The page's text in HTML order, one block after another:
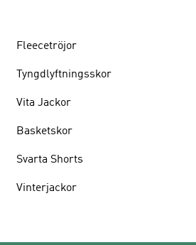
Fleecetröjor
Tyngdlyftningsskor
Vita Jackor
Basketskor
Svarta Shorts
Vinterjackor